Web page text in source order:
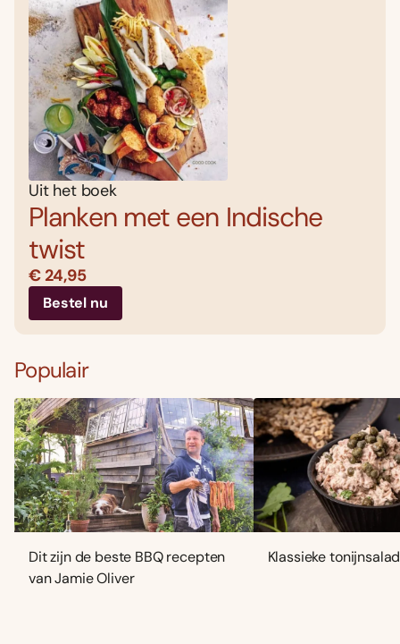
Uit het boek
Planken met een Indische
twist
€ 24,95
Bestel nu
Populair
Dit zijn de beste BBQ recepten
van Jamie Oliver
Klassieke